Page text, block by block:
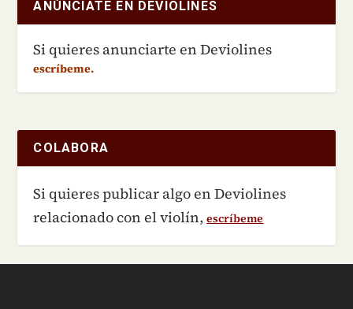
ANÚNCIATE EN DEVIOLINES
Si quieres anunciarte en Deviolines
escríbeme.
COLABORA
Si quieres publicar algo en Deviolines
relacionado con el violín,escríbeme